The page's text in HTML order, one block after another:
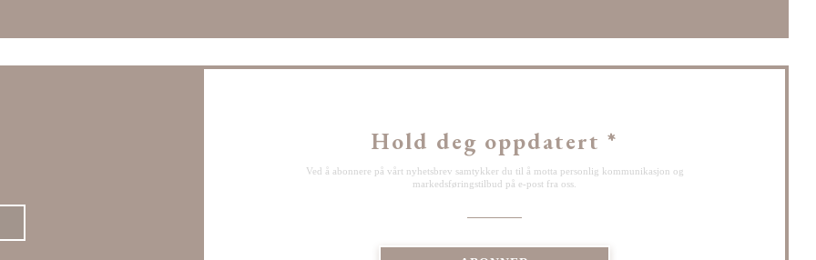
Hold deg oppdatert *
Ved å abonnere på vårt nyhetsbrev samtykker du til å motta personlig kommunikasjon og
markedsføringstilbud på e-post fra oss.